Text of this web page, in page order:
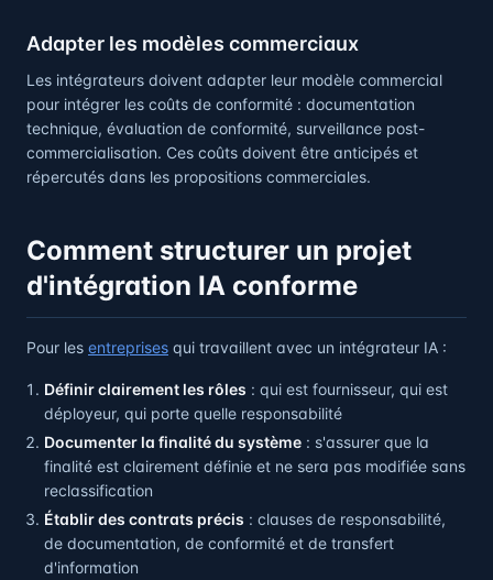
Adapter les modèles commerciaux
Les intégrateurs doivent adapter leur modèle commercial
pour intégrer les coûts de conformité : documentation
technique, évaluation de conformité, surveillance post-
commercialisation. Ces coûts doivent être anticipés et
répercutés dans les propositions commerciales.
Comment structurer un projet
d'intégration IA conforme
Pour les entreprises qui travaillent avec un intégrateur IA :
Définir clairement les rôles : qui est fournisseur, qui est
déployeur, qui porte quelle responsabilité
Documenter la finalité du système : s'assurer que la
finalité est clairement définie et ne sera pas modifiée sans
reclassification
Établir des contrats précis : clauses de responsabilité,
de documentation, de conformité et de transfert
d'information